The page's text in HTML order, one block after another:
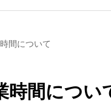
間について
時間につい